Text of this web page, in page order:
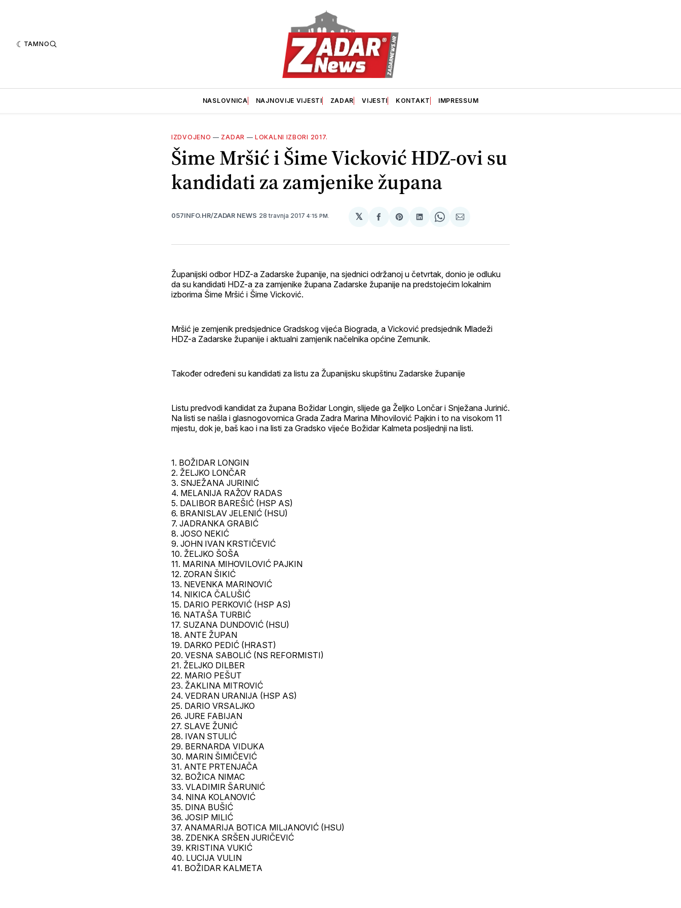
TAMNO
NASLOVNICA NAJNOVIJE VIJESTI ZADAR VIJESTI KONTAKT IMPRESSUM
IZDVOJENO — ZADAR —LOKALNI IZBORI 2017.
Šime Mršić i Šime Vicković HDZ-ovi su
kandidati za zamjenike župana
057INFO.HR/ZADAR NEWS 28 travnja 2017 4:15 PM. 𝕏
podijeli
Facebook
Sharepodijeli
LinkedIn
Sharepodijeli
maila
Županijski odbor HDZ-a Zadarske županije, na sjednici održanoj u četvrtak, donio je odluku
da su kandidati HDZ-a za zamjenike župana Zadarske županije na predstojećim lokalnim
izborima Šime Mršić i Šime Vicković.
Mršić je zemjenik predsjednice Gradskog vijeća Biograda, a Vicković predsjednik Mladeži
HDZ-a Zadarske županije i aktualni zamjenik načelnika općine Zemunik.
Također određeni su kandidati za listu za Županijsku skupštinu Zadarske županije
Listu predvodi kandidat za župana Božidar Longin, slijede ga Željko Lončar i Snježana Jurinić.
Na listi se našla i glasnogovornica Grada Zadra Marina Mihovilović Pajkin i to na visokom 11
mjestu, dok je, baš kao i na listi za Gradsko vijeće Božidar Kalmeta posljednji na listi.
1. BOŽIDAR LONGIN
2. ŽELJKO LONČAR
3. SNJEŽANA JURINIĆ
4. MELANIJA RAŽOV RADAS
5. DALIBOR BAREŠIĆ (HSP AS)
6. BRANISLAV JELENIĆ (HSU)
7. JADRANKA GRABIĆ
8. JOSO NEKIĆ
9. JOHN IVAN KRSTIČEVIĆ
10. ŽELJKO ŠOŠA
11. MARINA MIHOVILOVIĆ PAJKIN
12. ZORAN ŠIKIĆ
13. NEVENKA MARINOVIĆ
14. NIKICA ČALUŠIĆ
15. DARIO PERKOVIĆ (HSP AS)
16. NATAŠA TURBIĆ
17. SUZANA DUNDOVIĆ (HSU)
18. ANTE ŽUPAN
19. DARKO PEDIĆ (HRAST)
20. VESNA SABOLIĆ (NS REFORMISTI)
21. ŽELJKO DILBER
22. MARIO PEŠUT
23. ŽAKLINA MITROVIĆ
24. VEDRAN URANIJA (HSP AS)
25. DARIO VRSALJKO
26. JURE FABIJAN
27. SLAVE ŽUNIĆ
28. IVAN STULIĆ
29. BERNARDA VIDUKA
30. MARIN ŠIMIČEVIĆ
31. ANTE PRTENJAČA
32. BOŽICA NIMAC
33. VLADIMIR ŠARUNIĆ
34. NINA KOLANOVIĆ
35. DINA BUŠIĆ
36. JOSIP MILIĆ
37. ANAMARIJA BOTICA MILJANOVIĆ (HSU)
38. ZDENKA SRŠEN JURIČEVIĆ
39. KRISTINA VUKIĆ
40. LUCIJA VULIN
41. BOŽIDAR KALMETA